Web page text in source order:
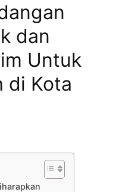
dan
Untuk
di Kota